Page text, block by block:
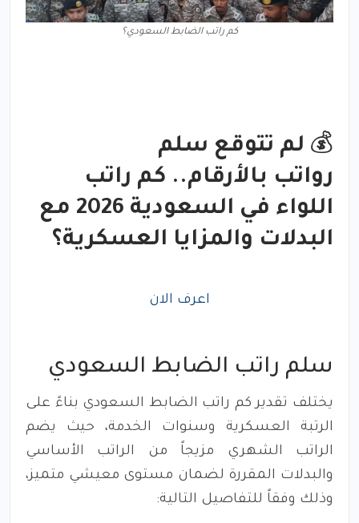
كم راتب الضابط السعودي؟
💰 لم تتوقع سلم
رواتب بالأرقام.. كم راتب
اللواء في السعودية 2026 مع
البدلات والمزايا العسكرية؟
اعرف الان
سلم راتب الضابط السعودي
يختلف تقدير كم راتب الضابط السعودي بناءً على
الرتبة العسكرية وسنوات الخدمة، حيث يضم
الراتب الشهري مزيجاً من الراتب الأساسي
والبدلات المقررة لضمان مستوى معيشي متميز،
وذلك وفقاً للتفاصيل التالية: